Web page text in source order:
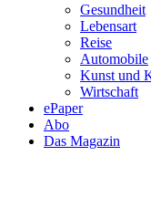
Gesundheit
Lebensart
Reise
Automobile
Kunst und
Wirtschaft
ePaper
Abo
Das Magazin